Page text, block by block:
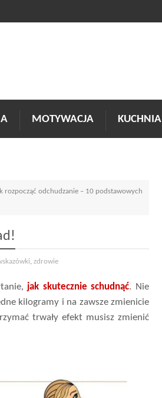
MOTYWACJA KUCHNIA
rozpocząć odchudzanie – 10 podstawowych
, zdrowie
jak skutecznie schudnąć. Nie
kilogramy i na zawsze zmienicie
trwały efekt musisz zmienić